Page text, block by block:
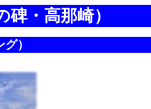
・高那崎）
）